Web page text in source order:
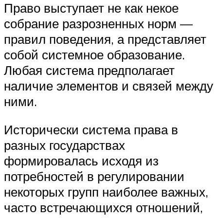
Право выступает не как некое
собрание разрозненных норм —
правил поведения, а представляет
собой системное образование.
Любая система предполагает
наличие элементов и связей между
ними.
Исторически система права в
разных государствах
формировалась исходя из
потребностей в регулировании
некоторых групп наиболее важных,
часто встречающихся отношений,